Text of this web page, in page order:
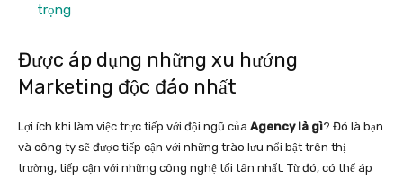
trọng
Được áp dụng những xu hướng
Marketing độc đáo nhất
Lợi ích khi làm việc trực tiếp với đội ngũ của Agency là gì? Đó là bạn
và công ty sẽ được tiếp cận với những trào lưu nổi bật trên thị
trường, tiếp cận với những công nghệ tối tân nhất. Từ đó, có thể áp